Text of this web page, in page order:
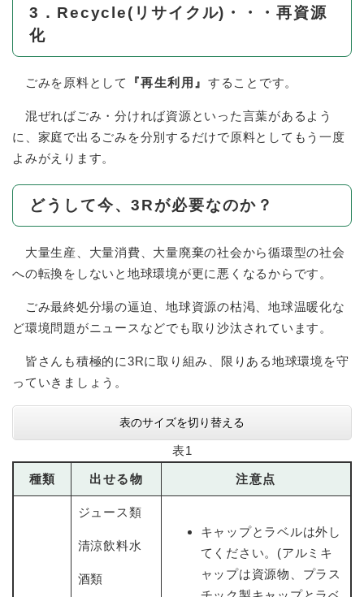
3．Recycle(リサイクル)・・・再資源
化
ごみを原料として 『再生利用』 することです。
混ぜればごみ・分ければ資源といった言葉があるよう
に、家庭で出るごみを分別するだけで原料としてもう一度
よみがえります。
どうして今、3Rが必要なのか？
大量生産、大量消費、大量廃棄の社会から循環型の社会
への転換をしないと地球環境が更に悪くなるからです。
ごみ最終処分場の逼迫、地球資源の枯渇、地球温暖化な
ど環境問題がニュースなどでも取り沙汰されています。
皆さんも積極的に3Rに取り組み、限りある地球環境を守
っていきましょう。
表のサイズを切り替える
表1
種類 出せる物 注意点
ジュース類
清涼飲料水
酒類
キャップとラベルは外し
てください。(アルミキ
ャップは資源物、プラス